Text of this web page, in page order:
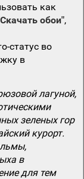
как
обои",
статус во
в
лагуной,
зеленых гор
курорт.
в
для тем